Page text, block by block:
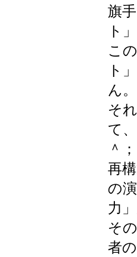
旗
ト
こ
ト
ん。
そ
て
＾
再
の
力
そ
者